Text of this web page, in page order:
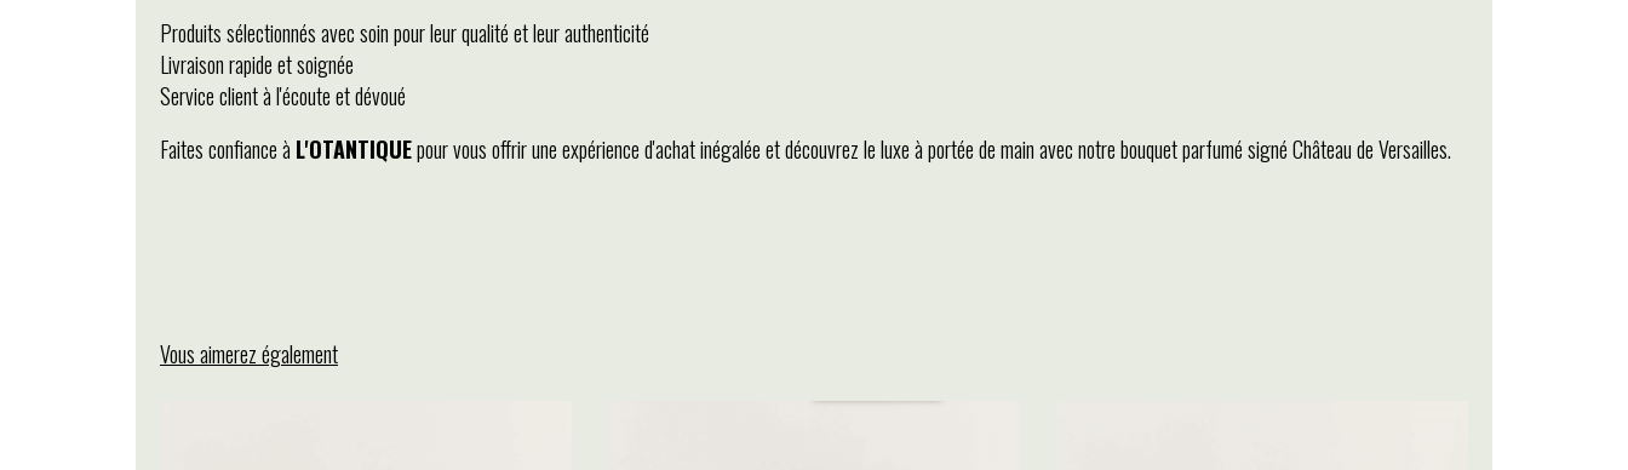
Produits sélectionnés avec soin pour leur qualité et leur authenticité
Livraison rapide et soignée
Service client à l'écoute et dévoué
Faites confiance à L'OTANTIQUEpour vous offrir une expérience d'achat inégalée et découvrez le luxe à portée de main avec notre bouquet parfumé signé Château de Versailles.
Vous aimerez également